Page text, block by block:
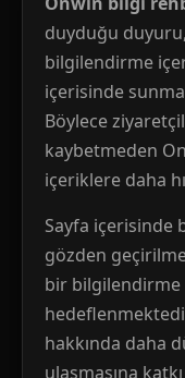
duyduğu
bilgilendirme
içerisinde
Böylece
kaybetmeden
içeriklere daha
Sayfa içerisinde
gözden
bir bilgilendirme
hakkında daha
ulaşmasına